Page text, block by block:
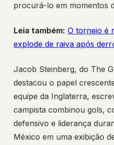
procurá-lo em momentos
Leia também: O torneio é
explode de raiva após
Jacob Steinberg, do The
destacou o papel
equipe da Inglaterra,
campista combinou gols,
defensivo e liderança
México em uma exibição